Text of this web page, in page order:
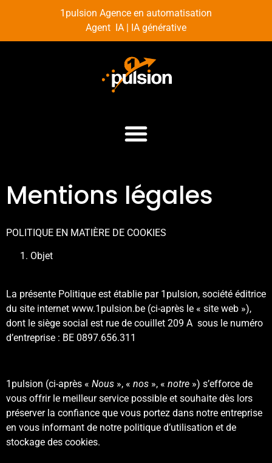
1pulsion Agence en automatisation
Agent IA | IA générative
Mentions légales
POLITIQUE EN MATIÈRE DE COOKIES
Objet
La présente Politique est établie par 1pulsion, société éditrice
du site internet www.1pulsion.be (ci-après le « site web »),
dont le siège social est rue de couillet 209 A sous le numéro
d’entreprise : BE 0897.656.311
1pulsion (ci-après « Nous », « nos », « notre ») s’efforce de
vous offrir le meilleur service possible et souhaite dès lors
préserver la confiance que vous portez dans notre entreprise
en vous informant de notre politique d’utilisation et de
stockage des cookies.